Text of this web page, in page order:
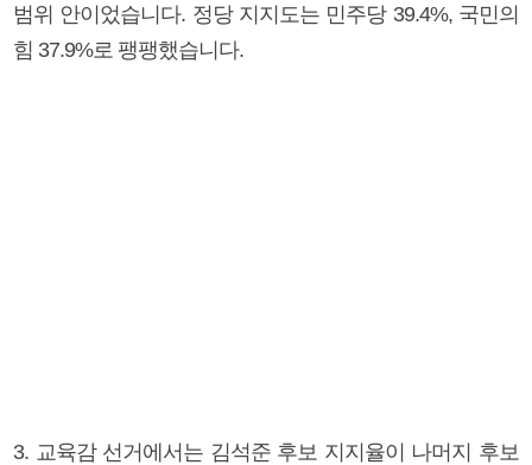
범위 안이었습니다. 정당 지지도는 민주당 39.4%, 국민의
힘 37.9%로 팽팽했습니다.
3. 교육감 선거에서는 김석준 후보 지지율이 나머지 후보